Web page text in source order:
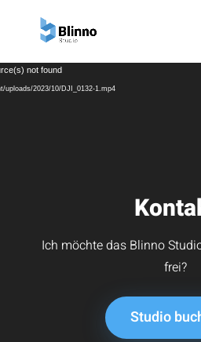
Video-
Player
not found
uploads/2023/10/DJI_0132-1.mp4
Ich möchte das Blinno
frei?
Studio